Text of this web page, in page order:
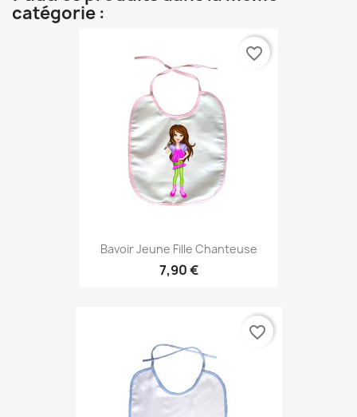
catégorie :
Bavoir Jeune Fille Chanteuse
7,90 €
favorite_border
favorite_border